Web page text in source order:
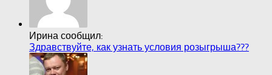
Ирина сообщил:
Здравствуйте, как узнать условия розыгрыша???